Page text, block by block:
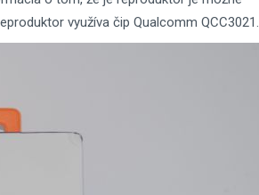
využíva čip Qualcomm QCC3021.